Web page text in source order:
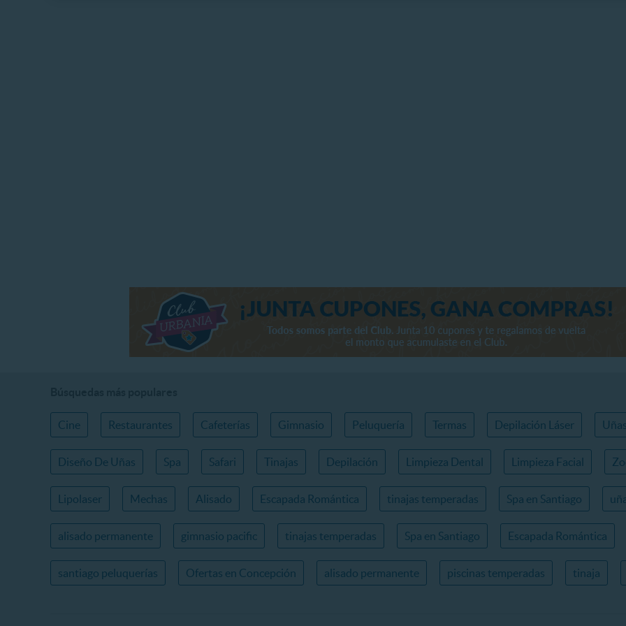
Cine Restaurantes Cafeterías Gimnasio Peluquería Termas Depilación Láser
Diseño De Uñas Spa Safari Tinajas Depilación Limpieza Dental Limpieza Facial
Lipolaser Mechas Alisado Escapada Romántica tinajas temperadas Spa en Santiago
alisado permanente gimnasio pacific tinajas temperadas Spa en Santiago Escapada Romántica
santiago peluquerías Ofertas en Concepción alisado permanente piscinas temperadas tinaja